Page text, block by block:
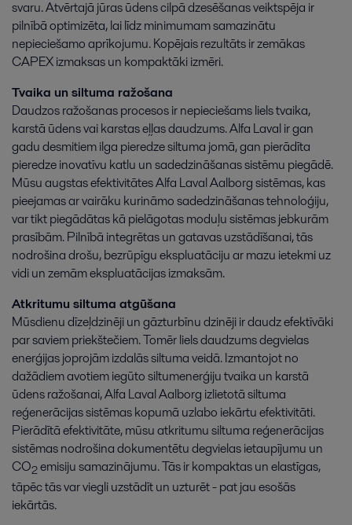
svaru. Atvērtajā jūras ūdens cilpā dzesēšanas veiktspēja ir
pilnībā optimizēta, lai līdz minimumam samazinātu
nepieciešamo aprīkojumu. Kopējais rezultāts ir zemākas
CAPEX izmaksas un kompaktāki izmēri.
Tvaika un siltuma ražošana
Daudzos ražošanas procesos ir nepieciešams liels tvaika,
karstā ūdens vai karstas eļļas daudzums. Alfa Laval ir gan
gadu desmitiem ilga pieredze siltuma jomā, gan pierādīta
pieredze inovatīvu katlu un sadedzināšanas sistēmu piegādē.
Mūsu augstas efektivitātes Alfa Laval Aalborg sistēmas, kas
pieejamas ar vairāku kurināmo sadedzināšanas tehnoloģiju,
var tikt piegādātas kā pielāgotas moduļu sistēmas jebkurām
prasībām. Pilnībā integrētas un gatavas uzstādīšanai, tās
nodrošina drošu, bezrūpīgu ekspluatāciju ar mazu ietekmi uz
vidi un zemām ekspluatācijas izmaksām.
Atkritumu siltuma atgūšana
Mūsdienu dīzeļdzinēji un gāzturbīnu dzinēji ir daudz efektīvāki
par saviem priekštečiem. Tomēr liels daudzums degvielas
enerģijas joprojām izdalās siltuma veidā. Izmantojot no
dažādiem avotiem iegūto siltumenerģiju tvaika un karstā
ūdens ražošanai, Alfa Laval Aalborg izlietotā siltuma
reģenerācijas sistēmas kopumā uzlabo iekārtu efektivitāti.
Pierādītā efektivitāte, mūsu atkritumu siltuma reģenerācijas
sistēmas nodrošina dokumentētu degvielas ietaupījumu un
CO2emisiju samazinājumu. Tās ir kompaktas un elastīgas,
tāpēc tās var viegli uzstādīt un uzturēt - pat jau esošās
iekārtās.